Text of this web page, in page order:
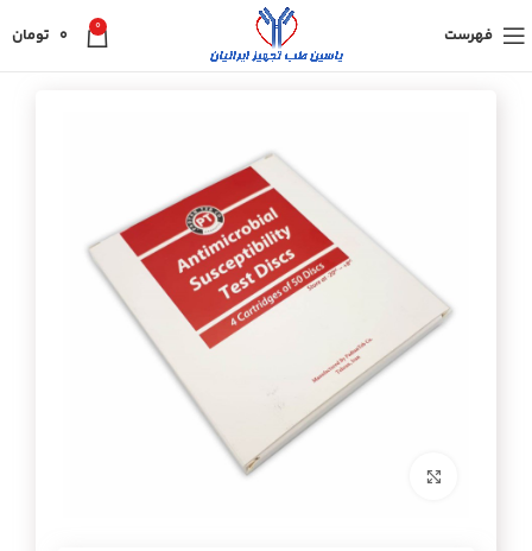
فهرست 0
0 تومان
برای بزرگنمایی کلیک کنید